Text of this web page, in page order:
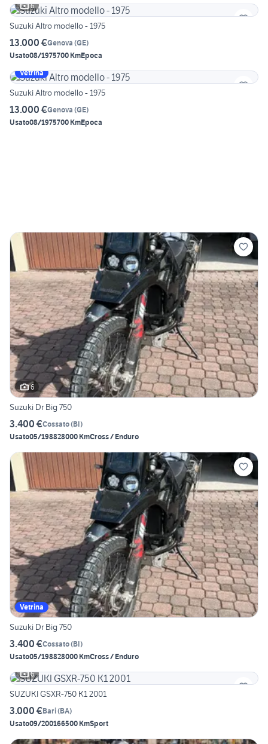
6
Suzuki Altro modello - 1975
13.000 €Genova (GE)
Usato08/1975700 KmEpoca
Vetrina
Suzuki Altro modello - 1975
13.000 €Genova (GE)
Usato08/1975700 KmEpoca
6
Suzuki Dr Big 750
3.400 €Cossato(BI)
Usato05/198828000 KmCross / Enduro
Vetrina
Suzuki Dr Big 750
3.400 €Cossato(BI)
Usato05/198828000 KmCross / Enduro
6
SUZUKI GSXR-750 K1 2001
3.000 €Bari(BA)
Usato09/200166500 KmSport